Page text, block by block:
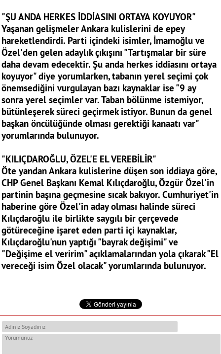
"ŞU ANDA HERKES İDDİASINI ORTAYA KOYUYOR"
Yaşanan gelişmeler Ankara kulislerini de epey
hareketlendirdi. Parti içindeki isimler, İmamoğlu ve
Özel'den gelen adaylık çıkışını "Tartışmalar bir süre
daha devam edecektir. Şu anda herkes iddiasını ortaya
koyuyor" diye yorumlarken, tabanın yerel seçimi çok
önemsediğini vurgulayan bazı kaynaklar ise "9 ay
sonra yerel seçimler var. Taban bölünme istemiyor,
bütünleşerek süreci geçirmek istiyor. Bunun da genel
başkan öncülüğünde olması gerektiği kanaatı var"
yorumlarında bulunuyor.
"KILIÇDAROĞLU, ÖZEL'E EL VEREBİLİR"
Öte yandan Ankara kulislerine düşen son iddiaya göre,
CHP Genel Başkanı Kemal Kılıçdaroğlu, Özgür Özel'in
partinin başına geçmesine sıcak bakıyor. Cumhuriyet'in
haberine göre Özel'in aday olması halinde süreci
Kılıçdaroğlu ile birlikte saygılı bir çerçevede
götüreceğine işaret eden parti içi kaynaklar,
Kılıçdaroğlu'nun yaptığı "bayrak değişimi" ve
"Değişime el veririm" açıklamalarından yola çıkarak "El
vereceği isim Özel olacak" yorumlarında bulunuyor.